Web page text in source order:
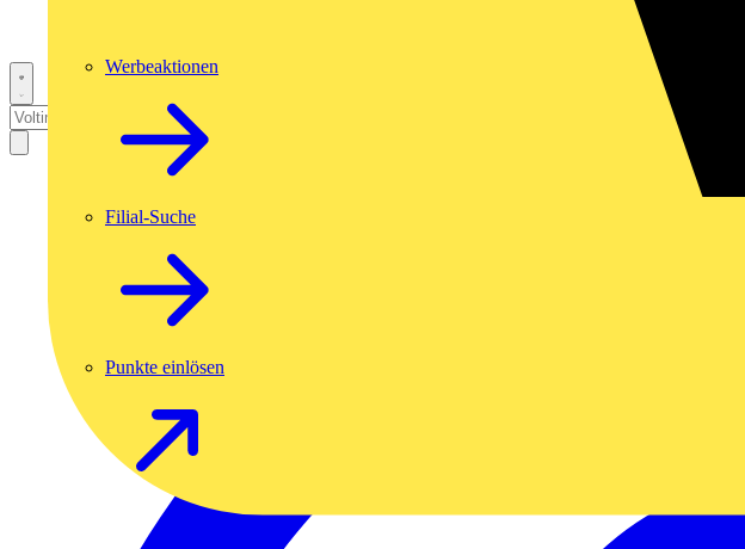
Werbeaktionen
Filial-Suche
Punkte einlösen